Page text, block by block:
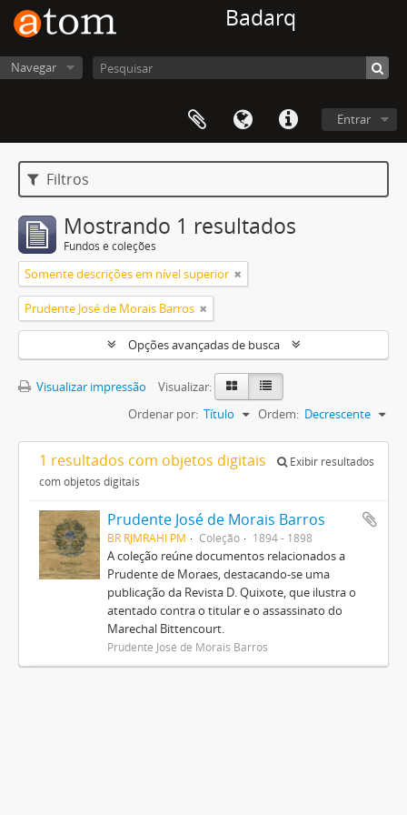
Badarq
Navegar
Entrar
Filtros
Mostrando 1 resultados
Fundos e coleções
Somente descrições em nível superior
Prudente José de Morais Barros
Opções avançadas de busca
Visualizar impressão
Visualizar:
Ordenar por: Título Ordem: Decrescente
1 resultados com objetos digitais
Exibir resultados
com objetos digitais
Prudente José de Morais Barros
BR RJMRAHI PM Coleção 1894 - 1898
A coleção reúne documentos relacionados a
Prudente de Moraes, destacando-se uma
publicação da Revista D. Quixote, que ilustra o
atentado contra o titular e o assassinato do
Marechal Bittencourt.
Prudente José de Morais Barros